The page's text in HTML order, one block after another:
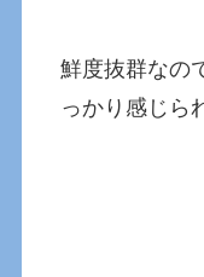
鮮度抜群なの
っかり感じら